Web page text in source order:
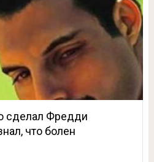
сделал Фредди
что болен